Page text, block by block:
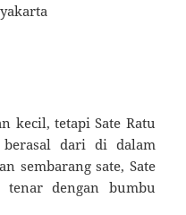
kecil, tetapi Sate Ratu
dari di dalam
sembarang sate, Sate
tenar dengan bumbu